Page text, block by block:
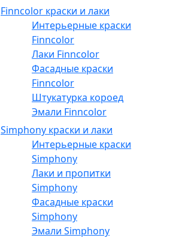
Finncolor краски и лаки
Интерьерные краски
Finncolor
Лаки Finncolor
Фасадные краски
Finncolor
Штукатурка короед
Эмали Finncolor
Simphony краски и лаки
Интерьерные краски
Simphony
Лаки и пропитки
Simphony
Фасадные краски
Simphony
Эмали Simphony